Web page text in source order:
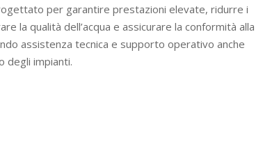
per garantire prestazioni elevate, ridurre i
la qualità dell’acqua e assicurare la conformità alla
assistenza tecnica e supporto operativo anche
degli impianti.